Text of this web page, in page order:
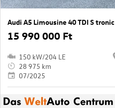
Audi A5 Limousine 40 TDI S tronic
15 990 000 Ft
150 kW/204 LE
28 975 km
07/2025